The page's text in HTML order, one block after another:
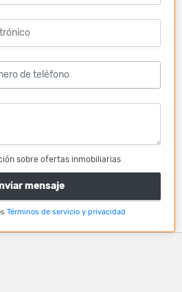
sobre ofertas inmobiliarias
mensaje
Términos de servicio y privacidad